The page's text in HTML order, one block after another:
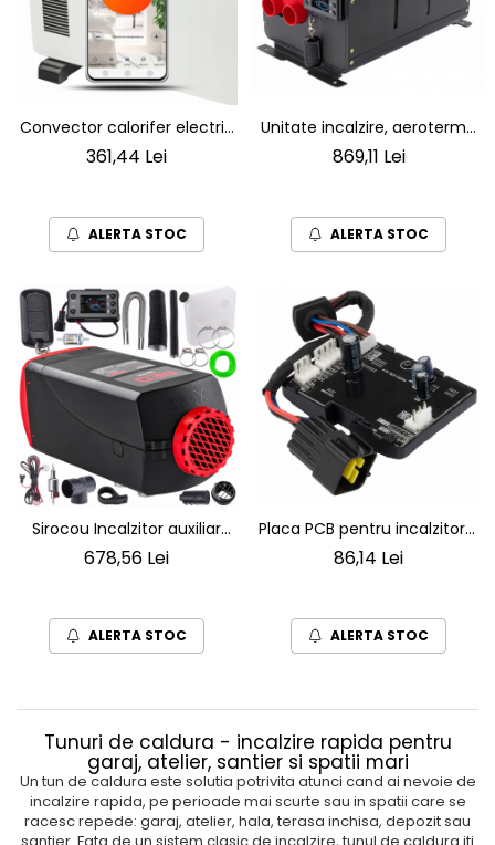
Convector calorifer electric
smart 1000-2300W cu wifi
361,44 Lei
ALERTA STOC
Unitate incalzire, aeroterma
industriala pentru parcare,
control
869,11 Lei
ALERTA STOC
Sirocou Incalzitor auxiliar
auto diesel 8kW RTAGO0127
garaj
678,56 Lei
ALERTA STOC
Placa PCB pentru incalzitorul
PM-AG-8M1/M2
86,14 Lei
ALERTA STOC
Tunuri de caldura - incalzire rapida pentru
garaj, atelier, santier si spatii mari
Un tun de caldura este solutia potrivita atunci cand ai nevoie de
incalzire rapida, pe perioade mai scurte sau in spatii care se
racesc repede: garaj, atelier, hala, terasa inchisa, depozit sau